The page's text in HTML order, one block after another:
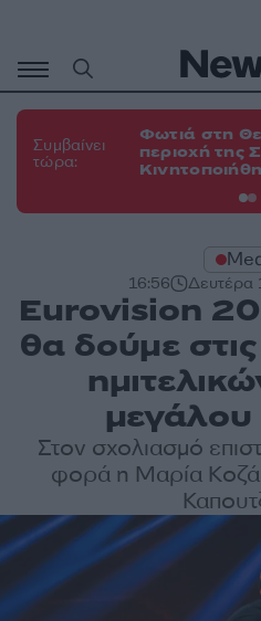
περιεχόμενο
Συμβαίνει
τώρα:
Φωτιά στη
περιοχή της
16:56 Δευτέρα
Eurovision
θα δούμε
μεγάλου
Στον σχολιασμό
φορά η Μαρία